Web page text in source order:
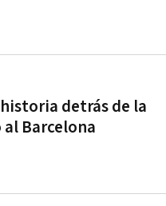
detrás de la
Barcelona